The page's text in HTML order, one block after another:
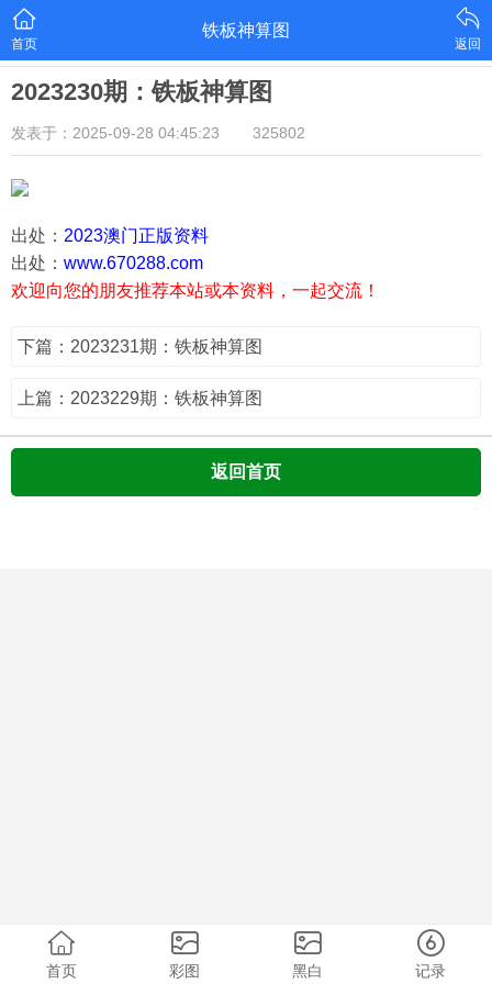
首页
铁板神算图
返回
2023230期：铁板神算图
发表于：2025-09-28 04:45:23 325802
出处： 2023澳门正版资料
出处： www.670288.com
欢迎向您的朋友推荐本站或本资料，一起交流！
下篇：2023231期：铁板神算图
上篇：2023229期：铁板神算图
返回首页
首页 彩图 黑白 记录